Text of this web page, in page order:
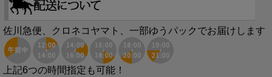
佐川急便、クロネコヤマト、一部ゆうパックでお届けします
上記6つの時間指定も可能！